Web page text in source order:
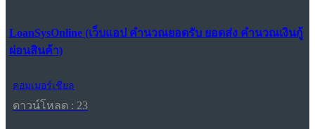
LoanSysOnline (เว็บแอป คำนวณยอดรับ ยอดส่ง คำนวณเงินกู้
ผ่อนสินค้า)
คอมเมอร์เชียล
ดาวน์โหลด : 23